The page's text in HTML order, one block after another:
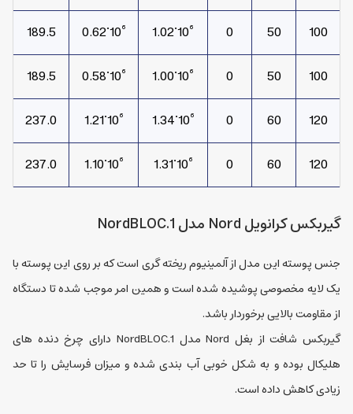
100
50
0
10⁶˙1.02
10⁶˙0.62
189.5
100
50
0
10⁶˙1.00
10⁶˙0.58
189.5
120
60
0
10⁶˙1.34
10⁶˙1.21
237.0
120
60
0
10⁶˙1.31
10⁶˙1.10
237.0
گیربکس کرانویل Nord مدل NordBLOC.1
جنس پوسته این مدل از آلمینیوم ریخته گری است که بر روی این پوسته با
یک لایه مخصوصی پوشیده شده است و همین امر موجب شده تا دستگاه
از مقاومت بالایی برخوردار باشد.
گیربکس شافت از بغل Nord مدل NordBLOC.1 دارای چرخ دنده های
هلیکال بوده و به شکل خوبی آب بندی شده و میزان فرسایش را تا حد
زیادی کاهش داده است.